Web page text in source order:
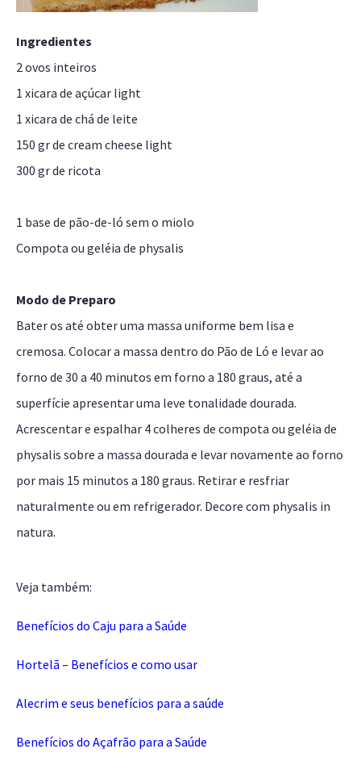
Ingredientes
2 ovos inteiros
1 xicara de açúcar light
1 xicara de chá de leite
150 gr de cream cheese light
300 gr de ricota
1 base de pão-de-ló sem o miolo
Compota ou geléia de physalis
Modo de Preparo
Bater os até obter uma massa uniforme bem lisa e
cremosa. Colocar a massa dentro do Pão de Ló e levar ao
forno de 30 a 40 minutos em forno a 180 graus, até a
superfície apresentar uma leve tonalidade dourada.
Acrescentar e espalhar 4 colheres de compota ou geléia de
physalis sobre a massa dourada e levar novamente ao forno
por mais 15 minutos a 180 graus. Retirar e resfriar
naturalmente ou em refrigerador. Decore com physalis in
natura.
Veja também:
Benefícios do Caju para a Saúde
Hortelã – Benefícios e como usar
Alecrim e seus benefícios para a saúde
Benefícios do Açafrão para a Saúde